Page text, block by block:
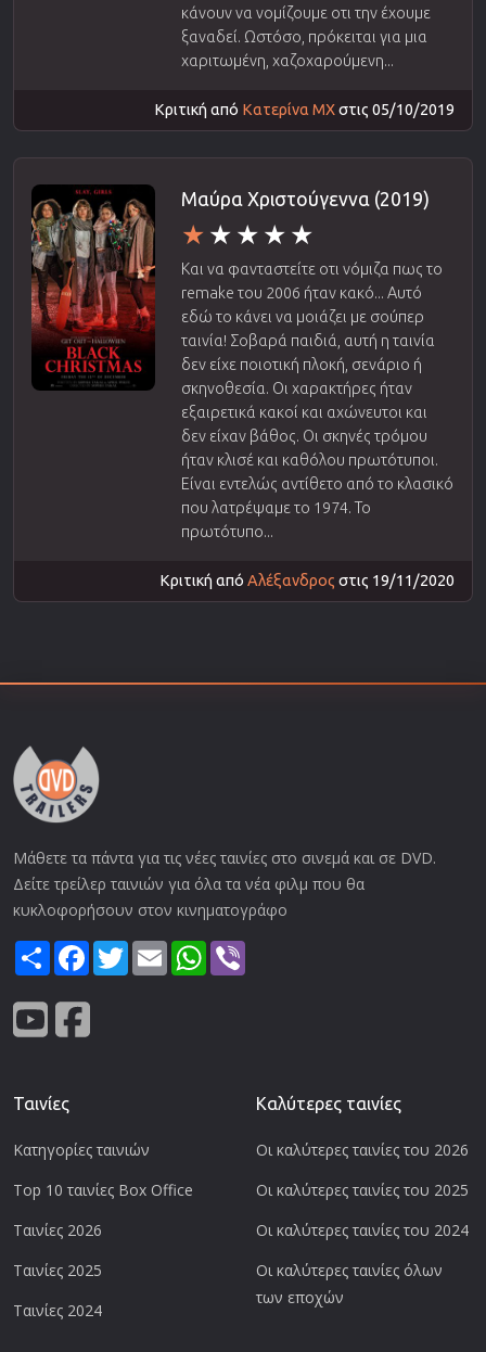
κάνουν να νομίζουμε οτι την έχουμε
ξαναδεί. Ωστόσο, πρόκειται για μια
χαριτωμένη, χαζοχαρούμενη...
Κριτική από Κατερίνα ΜΧστις 05/10/2019
Μαύρα Χριστούγεννα (2019)
Και να φανταστείτε οτι νόμιζα πως το
remake του 2006 ήταν κακό... Αυτό
εδώ το κάνει να μοιάζει με σούπερ
ταινία! Σοβαρά παιδιά, αυτή η ταινία
δεν είχε ποιοτική πλοκή, σενάριο ή
σκηνοθεσία. Οι χαρακτήρες ήταν
εξαιρετικά κακοί και αχώνευτοι και
δεν είχαν βάθος. Οι σκηνές τρόμου
ήταν κλισέ και καθόλου πρωτότυποι.
Είναι εντελώς αντίθετο από το κλασικό
που λατρέψαμε το 1974. Το
πρωτότυπο...
Κριτική από Αλέξανδρος στις 19/11/2020
Μάθετε τα πάντα για τις νέες ταινίες στο σινεμά και σε DVD.
Δείτε τρείλερ ταινιών για όλα τα νέα φιλμ που θα
κυκλοφορήσουν στον κινηματογράφο
ShareFacebook
TwitterEmail WhatsApp
Ταινίες
Κατηγορίες ταινιών
Top 10 ταινίες Box Office
Ταινίες 2026
Ταινίες 2025
Ταινίες 2024
Καλύτερες ταινίες
Οι καλύτερες ταινίες του 2026
Οι καλύτερες ταινίες του 2025
Οι καλύτερες ταινίες του 2024
Οι καλύτερες ταινίες όλων
των εποχών